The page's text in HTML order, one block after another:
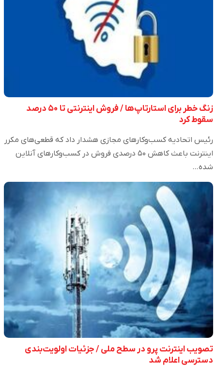
زنگ خطر برای استارتاپ‌ها / فروش اینترنتی تا ۵۰ درصد
سقوط کرد
رئیس اتحادیه کسب‌وکار‌های مجازی هشدار داد که قطعی‌های مکرر
اینترنت باعث کاهش ۵۰ درصدی فروش در کسب‌وکار‌های آنلاین
شده…
تصویب اینترنت پرو در سطح ملی / جزئیات اولویت‌بندی
دسترسی اعلام شد